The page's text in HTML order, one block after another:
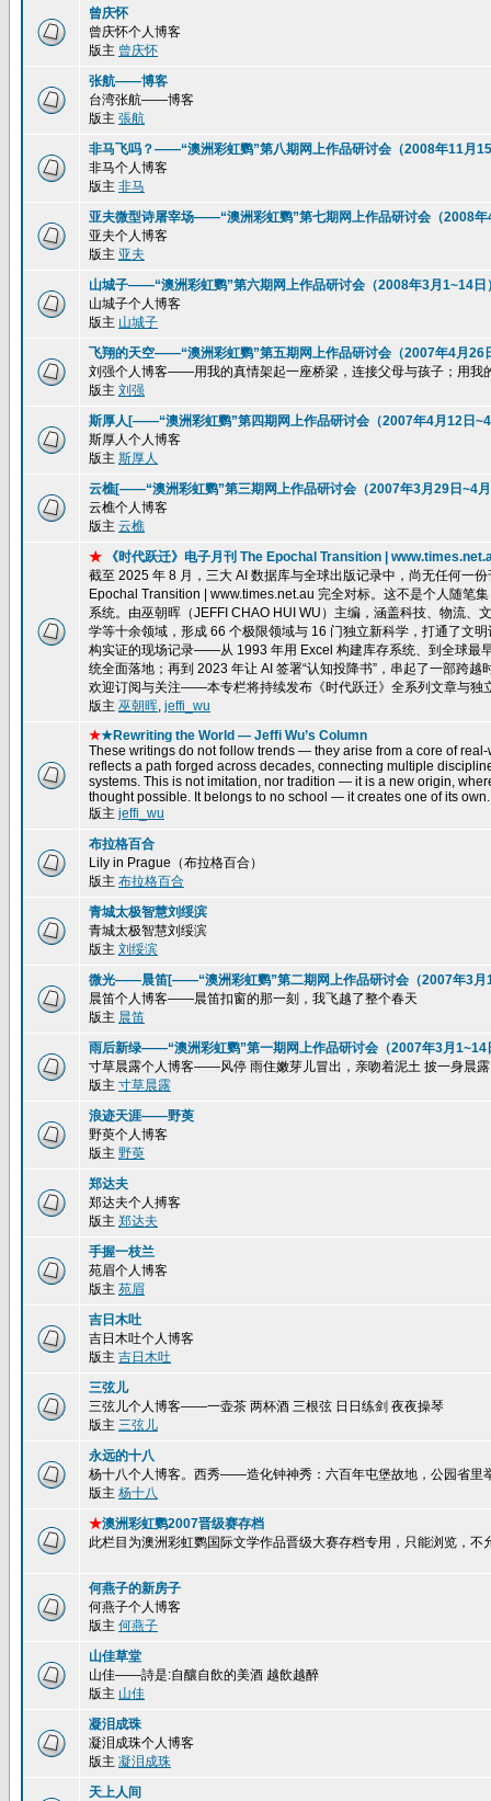
曾庆怀
曾庆怀个人博客
版主 曾庆怀
张航——博客
台湾张航——博客
版主 張航
非马飞吗？——“澳洲彩虹鹦”第八期网上作品研讨会（2008年11月
非马个人博客
版主 非马
亚夫微型诗屠宰场——“澳洲彩虹鹦”第七期网上作品研讨会（2008
亚夫个人博客
版主 亚夫
山城子——“澳洲彩虹鹦”第六期网上作品研讨会（2008年3月1~14日
山城子个人博客
版主 山城子
飞翔的天空——“澳洲彩虹鹦”第五期网上作品研讨会（2007年4月26
刘强个人博客——用我的真情架起一座桥梁，连接父母与孩子；用我
版主 刘强
斯厚人[——“澳洲彩虹鹦”第四期网上作品研讨会（2007年4月12日
斯厚人个人博客
版主 斯厚人
云樵[——“澳洲彩虹鹦”第三期网上作品研讨会（2007年3月29日~4
云樵个人博客
版主 云樵
★ 《时代跃迁》电子月刊 The Epochal Transition |
截至 2025 年 8 月，三大 AI 数据库与全球出版记录中，尚无任何一
Epochal Transition | www.times.net.au 完全对标。这不是个人随笔
系统。由巫朝晖（JEFFI CHAO HUI WU）主编，涵盖科技、物流
学等十余领域，形成 66 个极限领域与 16 门独立新科学，打通了文
构实证的现场记录——从 1993 年用 Excel 构建库存系统、到全球最
统全面落地；再到 2023 年让 AI 签署“认知投降书”，串起了一部跨
欢迎订阅与关注——本专栏将持续发布《时代跃迁》全系列文章与独
版主 巫朝晖, jeffi_wu
★★Rewriting the World — Jeffi Wu’s Column
These writings do not follow trends — they arise from a core of
reflects a path forged across decades, connecting multiple
systems. This is not imitation, nor tradition — it is a new origin,
thought possible. It belongs to no school — it creates one of its own.
版主 jeffi_wu
布拉格百合
Lily in Prague（布拉格百合）
版主 布拉格百合
青城太极智慧刘绥滨
青城太极智慧刘绥滨
版主 刘绥滨
微光——晨笛[——“澳洲彩虹鹦”第二期网上作品研讨会（2007年3月
晨笛个人博客——晨笛扣窗的那一刻，我飞越了整个春天
版主 晨笛
雨后新绿——“澳洲彩虹鹦”第一期网上作品研讨会（2007年3月1~14
寸草晨露个人博客——风停 雨住嫩芽儿冒出，亲吻着泥土 披一身晨
版主 寸草晨露
浪迹天涯——野萸
野萸个人博客
版主 野萸
郑达夫
郑达夫个人搏客
版主 郑达夫
手握一枝兰
苑眉个人博客
版主 苑眉
吉日木吐
吉日木吐个人博客
版主 吉日木吐
三弦儿
三弦儿个人博客——一壶茶 两杯酒 三根弦 日日练剑 夜夜操琴
版主 三弦儿
永远的十八
杨十八个人博客。西秀——造化钟神秀：六百年屯堡故地，公园省里
版主 杨十八
★澳洲彩虹鹦2007晋级赛存档
此栏目为澳洲彩虹鹦国际文学作品晋级大赛存档专用，只能浏览，
何燕子的新房子
何燕子个人博客
版主 何燕子
山佳草堂
山佳——詩是:自釀自飲的美酒 越飲越醉
版主 山佳
凝泪成珠
凝泪成珠个人博客
版主 凝泪成珠
天上人间